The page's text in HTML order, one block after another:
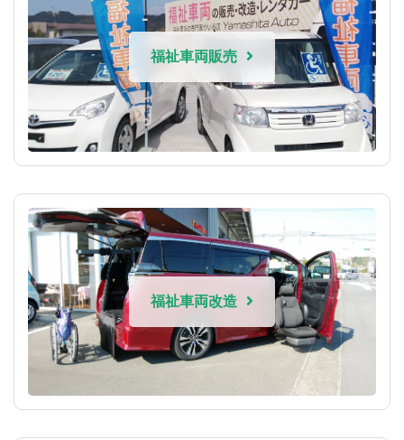
福祉車両販売
福祉車両改造